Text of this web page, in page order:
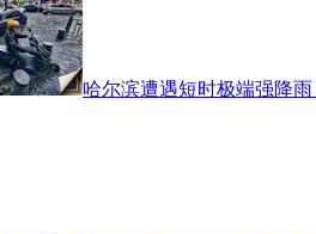
哈尔滨遭遇短时极端强降